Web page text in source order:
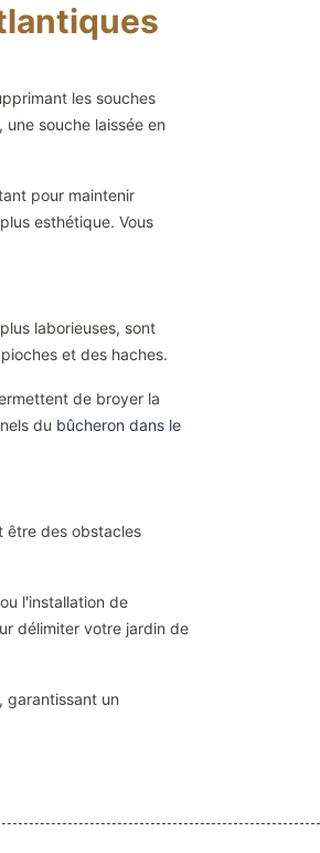
les souches
souche laissée en
pour maintenir
esthétique. Vous
laborieuses, sont
et des haches.
de broyer la
du bûcheron dans le
être des obstacles
l'installation de
délimiter votre jardin de
garantissant un